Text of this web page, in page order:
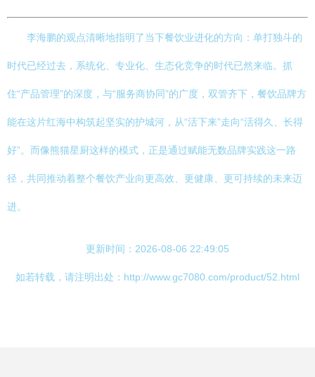
李海鹏的观点清晰地指明了当下餐饮业进化的方向：单打独斗的
时代已经过去，系统化、专业化、生态化竞争的时代已然来临。抓
住“产品管理”的深度，与“服务商协同”的广度，双管齐下，餐饮品牌方
能在这片红海中构筑起坚实的护城河，从“活下来”走向“活得久、长得
好”。而像熊猫星厨这样的模式，正是通过赋能无数品牌实践这一路
径，共同推动着整个餐饮产业向更高效、更健康、更可持续的未来迈
进。
更新时间：2026-08-06 22:49:05
如若转载，请注明出处：http://www.gc7080.com/product/52.html